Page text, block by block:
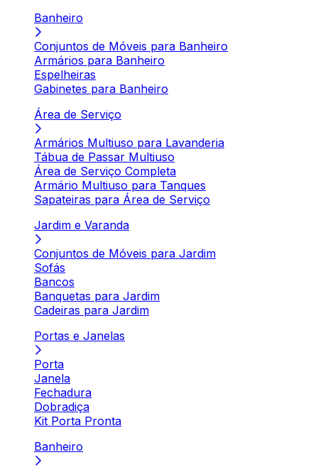
Banheiro
Conjuntos de Móveis para Banheiro
Armários para Banheiro
Espelheiras
Gabinetes para Banheiro
Área de Serviço
Armários Multiuso para Lavanderia
Tábua de Passar Multiuso
Área de Serviço Completa
Armário Multiuso para Tanques
Sapateiras para Área de Serviço
Jardim e Varanda
Conjuntos de Móveis para Jardim
Sofás
Bancos
Banquetas para Jardim
Cadeiras para Jardim
Portas e Janelas
Porta
Janela
Fechadura
Dobradiça
Kit Porta Pronta
Banheiro